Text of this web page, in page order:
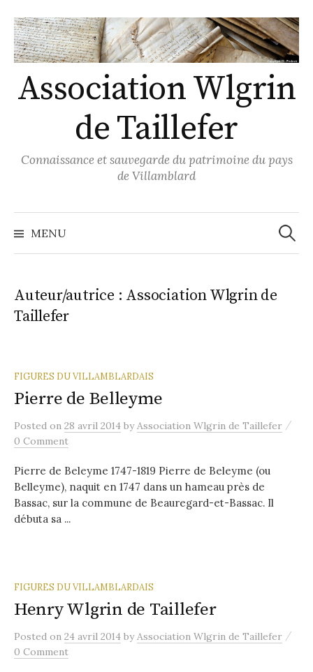
to
content
Association Wlgrin
de Taillefer
Connaissance et sauvegarde du patrimoine du pays
de Villamblard
MENU
Auteur/autrice : Association Wlgrin de
Taillefer
FIGURES DU VILLAMBLARDAIS
Pierre de Belleyme
Posted on 28 avril 2014 byAssociation Wlgrin de Taillefer /
0 Comment
Pierre de Beleyme 1747-1819 Pierre de Beleyme (ou
Belleyme), naquit en 1747 dans un hameau près de
Bassac, sur la commune de Beauregard-et-Bassac. Il
débuta sa ...
FIGURES DU VILLAMBLARDAIS
Henry Wlgrin de Taillefer
Posted on 24 avril 2014 byAssociation Wlgrin de Taillefer /
0 Comment